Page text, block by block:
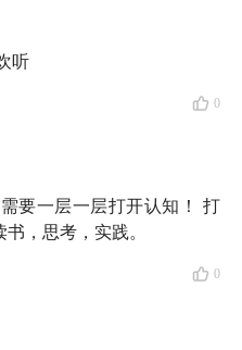
是一档有知有行出品的播
注怎样更好地生活。
业摄影师，一边给游客拍
又在成都创办英语培训机
方……
然而，故事的结尾，
听
0
要一层一层打开认知！ 打
，思考，实践。
0